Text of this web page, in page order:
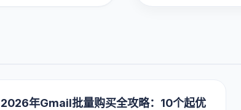
2026年Gmail批量购买全攻略：10个起优